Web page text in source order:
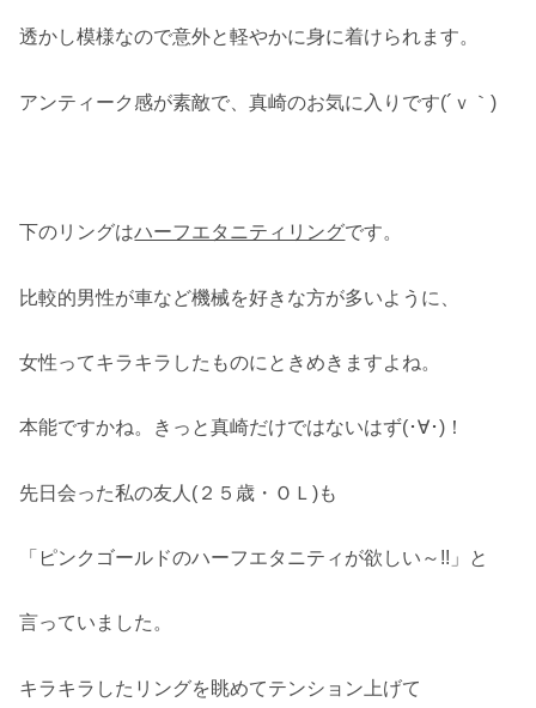
透かし模様なので意外と軽やかに身に着けられます。
アンティーク感が素敵で、真崎のお気に入りです(´ｖ｀)
下のリングはハーフエタニティリングです。
比較的男性が車など機械を好きな方が多いように、
女性ってキラキラしたものにときめきますよね。
本能ですかね。きっと真崎だけではないはず(･∀･)！
先日会った私の友人(２５歳・ＯＬ)も
「ピンクゴールドのハーフエタニティが欲しい～!!」と
言っていました。
キラキラしたリングを眺めてテンション上げて